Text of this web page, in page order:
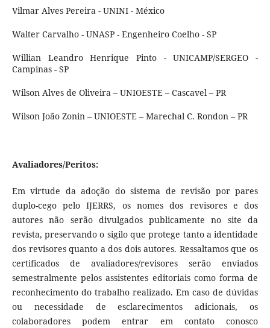
Vilmar Alves Pereira - UNINI - México
Walter Carvalho - UNASP - Engenheiro Coelho - SP
Willian Leandro Henrique Pinto - UNICAMP/SERGEO -
Campinas - SP
Wilson Alves de Oliveira – UNIOESTE – Cascavel – PR
Wilson João Zonin – UNIOESTE – Marechal C. Rondon – PR
Avaliadores/Peritos:
Em virtude da adoção do sistema de revisão por pares
duplo-cego pelo IJERRS, os nomes dos revisores e dos
autores não serão divulgados publicamente no site da
revista, preservando o sigilo que protege tanto a identidade
dos revisores quanto a dos dois autores. Ressaltamos que os
certificados de avaliadores/revisores serão enviados
semestralmente pelos assistentes editoriais como forma de
reconhecimento do trabalho realizado. Em caso de dúvidas
ou necessidade de esclarecimentos adicionais, os
colaboradores podem entrar em contato conosco